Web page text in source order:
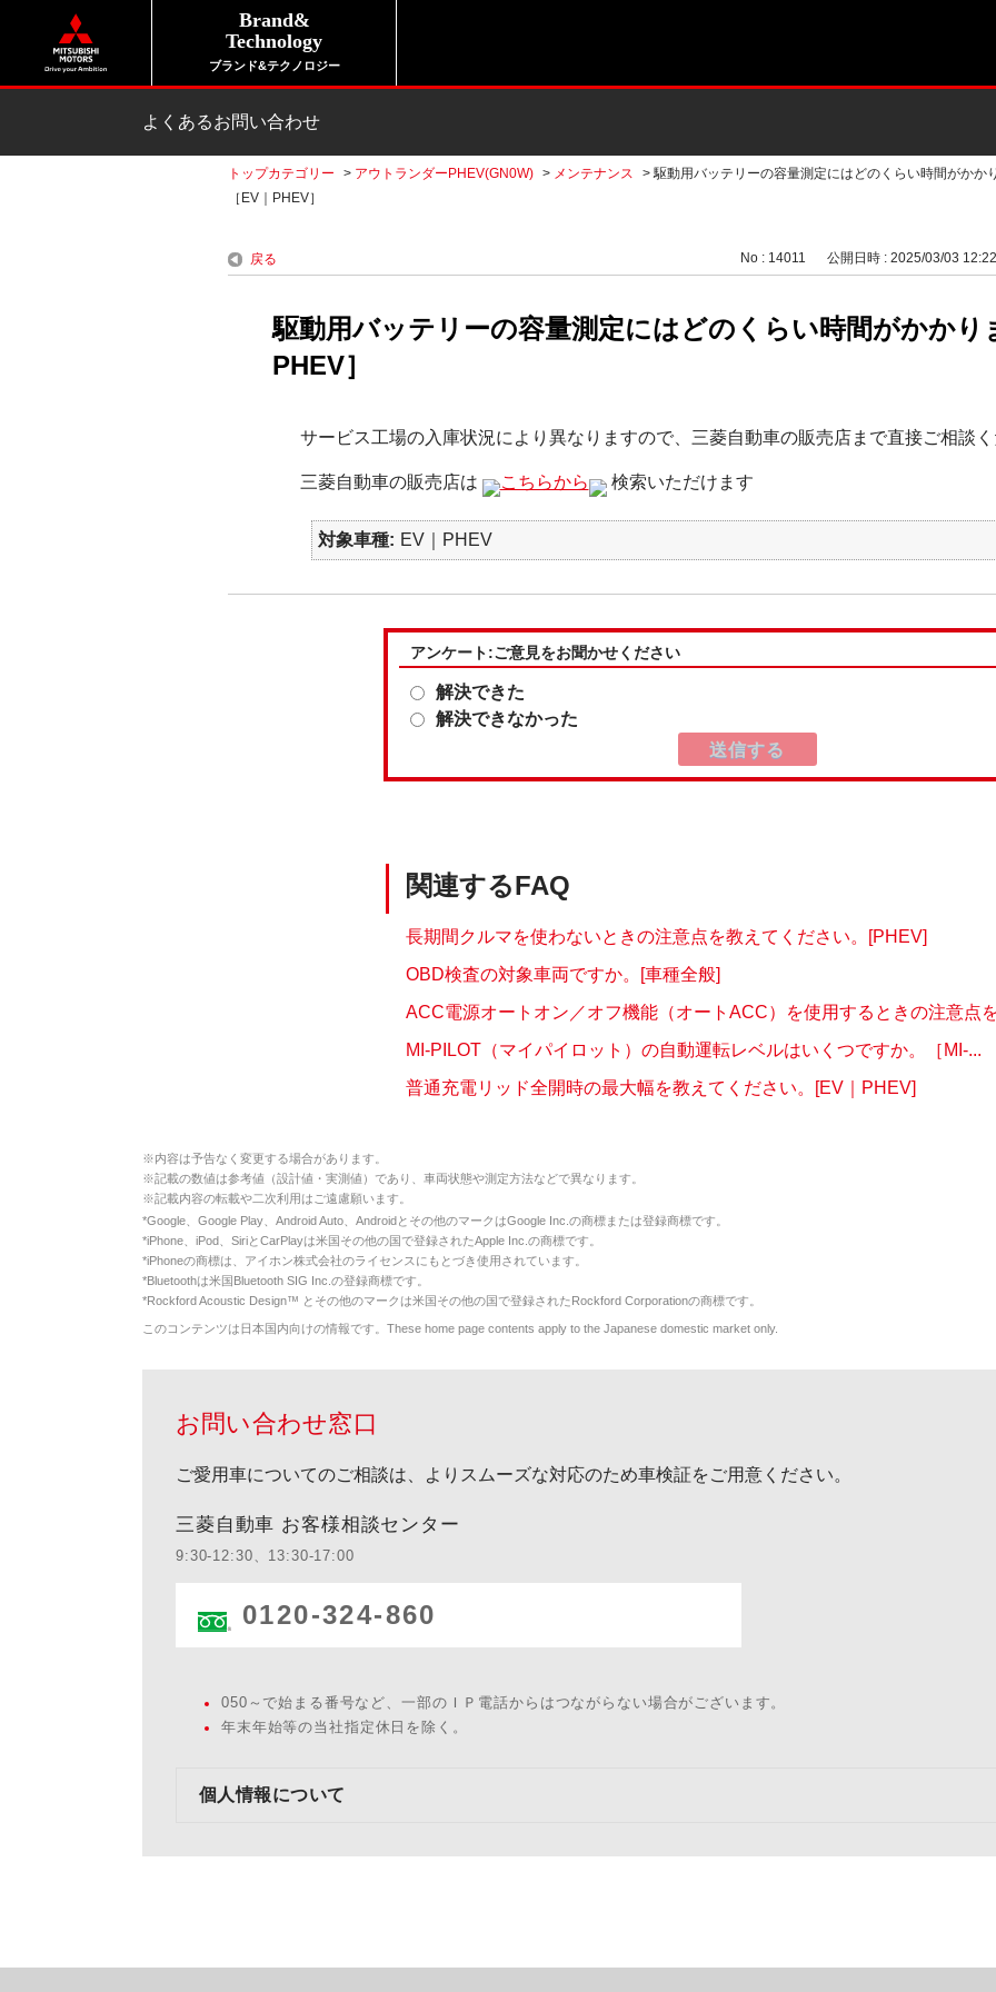
Brand&
Technology
ブランド&テクノロジー
よくあるお問い合わせ
トップカテゴリー > アウトランダーPHEV(GN0W) > メンテナンス >駆動用バッテリーの容量測定にはどのくらい時間がかか
［EV｜PHEV］
戻る No : 14011 公開日時 : 2025/03/03 12:22
駆動用バッテリーの容量測定にはどのくらい時間がかかり
PHEV］
サービス工場の入庫状況により異なりますので、三菱自動車の販売店まで直接ご相談
三菱自動車の販売店は こちらから 検索いただけます
対象車種 EV｜PHEV
アンケート:ご意見をお聞かせください
解決できた
解決できなかった
関連するFAQ
長期間クルマを使わないときの注意点を教えてください。[PHEV]
OBD検査の対象車両ですか。[車種全般]
ACC電源オートオン／オフ機能（オートACC）を使用するときの注意点
MI-PILOT（マイパイロット）の自動運転レベルはいくつですか。［MI-...
普通充電リッド全開時の最大幅を教えてください。[EV｜PHEV]
※内容は予告なく変更する場合があります。
※記載の数値は参考値（設計値・実測値）であり、車両状態や測定方法などで異なります。
※記載内容の転載や二次利用はご遠慮願います。
*Google、Google Play、Android Auto、Androidとその他のマークはGoogle Inc.の商標または登録商標です。
*iPhone、iPod、SiriとCarPlayは米国その他の国で登録されたApple Inc.の商標です。
*iPhoneの商標は、アイホン株式会社のライセンスにもとづき使用されています。
*Bluetoothは米国Bluetooth SIG Inc.の登録商標です。
*Rockford Acoustic Design™ とその他のマークは米国その他の国で登録されたRockford Corporationの商標です。
このコンテンツは日本国内向けの情報です。These home page contents apply to the Japanese domestic market only.
お問い合わせ窓口
ご愛用車についてのご相談は、よりスムーズな対応のため車検証をご用意ください。
三菱自動車 お客様相談センター
9:30-12:30、13:30-17:00
0120-324-860
050～で始まる番号など、一部のＩＰ電話からはつながらない場合がございます。
年末年始等の当社指定休日を除く。
個人情報について